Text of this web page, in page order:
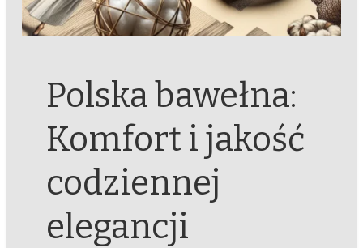
Polska bawełna:
Komfort i jakość
codziennej
elegancji